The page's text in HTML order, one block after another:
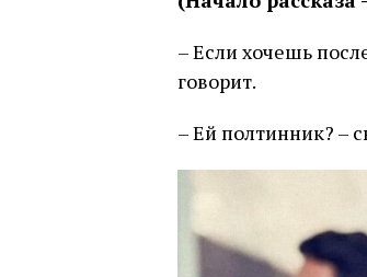
– Если хочешь
говорит.
– Ей полтинник? –